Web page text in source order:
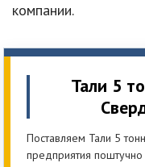
компании.
Тали 5
Поставляем Тали 5
предприятия